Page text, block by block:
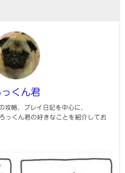
っくん君
攻略、プレイ日記を中心に、
っくん君の好きなことを紹介してお